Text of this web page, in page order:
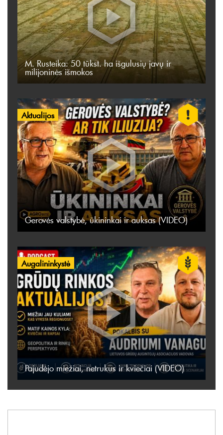
M. Rusteika: 50 tūkst. ha išgulusių javų ir
milijoninės išmokos
Aktualijos
Gerovės valstybė, ūkininkai ir auksas (VIDEO)
Augalininkystė
Pajudėjo miežiai, netrukus ir kviečiai (VIDEO)